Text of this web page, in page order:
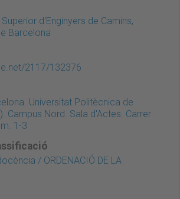
d'Enginyers de Camins,
Barcelona
2117/132376
Universitat Politècnica de
Campus Nord. Sala d'Actes. Carrer
1-3
/ ORDENACIÓ DE LA